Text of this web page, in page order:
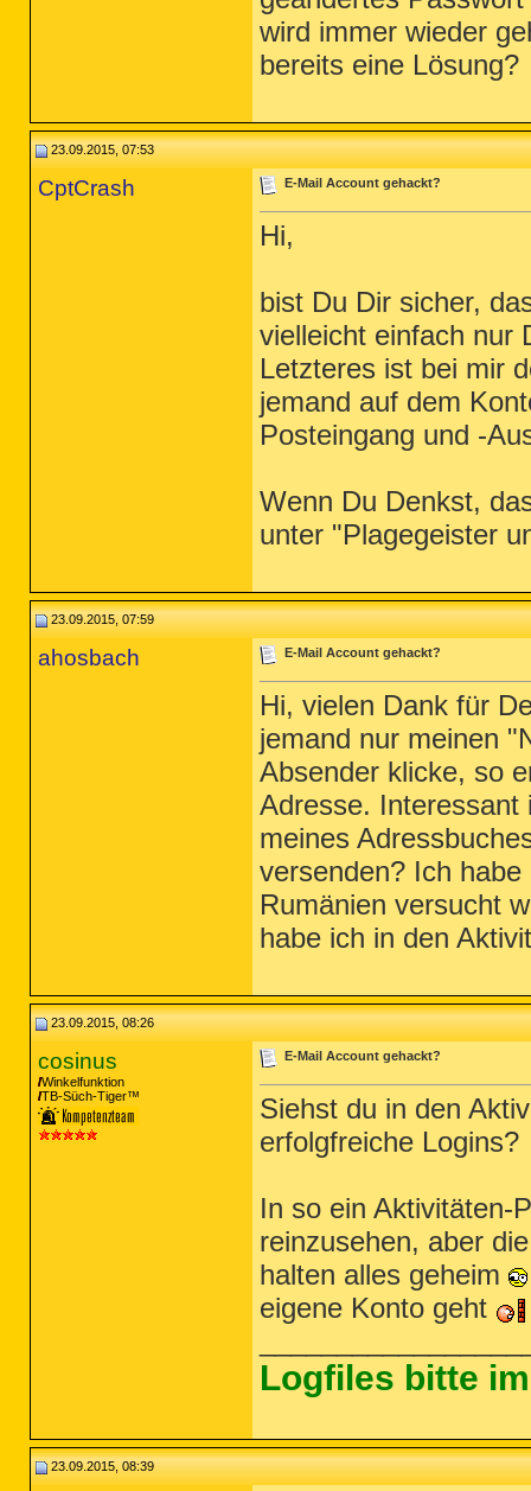
wird immer wieder
bereits eine Lösung?
23.09.2015, 07:53
CptCrash E-Mail Account gehackt?
Hi,
bist Du Dir sicher,
vielleicht einfach nur
Letzteres ist bei mir
jemand auf dem
Posteingang und -
Wenn Du Denkst,
unter "Plagegeister
23.09.2015, 07:59
ahosbach E-Mail Account gehackt?
Hi, vielen Dank für
jemand nur meinen
Absender klicke, so
Adresse. Interessant
meines
versenden? Ich
Rumänien versucht
habe ich in den
23.09.2015, 08:26
cosinus
Winkelfunktion
TB-Süch-Tiger™
E-Mail Account gehackt?
Siehst du in den
erfolgfreiche Logins?
In so ein Aktivitäten-
reinzusehen, aber
halten alles geheim
eigene Konto geht
Logfiles bitte
23.09.2015, 08:39